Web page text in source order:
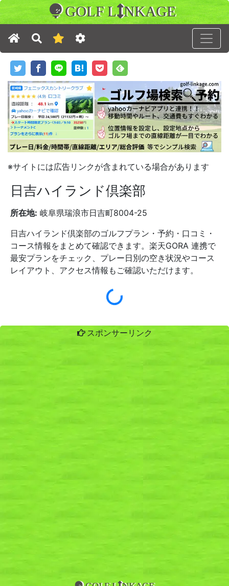
GOLF L NKAGE
※サイトには広告リンクが含まれている場合があります
日吉ハイランド倶楽部
所在地: 岐阜県瑞浪市日吉町8004-25
日吉ハイランド倶楽部のゴルフプラン・予約・口コミ・
コース情報をまとめて確認できます。楽天GORA 連携で
最安プランをチェック、プレー日別の空き状況やコース
レイアウト、アクセス情報もご確認いただけます。
スポンサーリンク